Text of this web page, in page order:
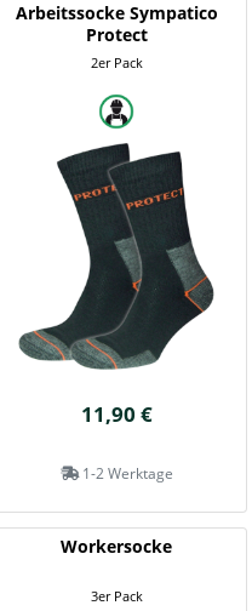
Arbeitssocke Sympatico
Protect
2er Pack
11,90 €
1-2 Werktage
Workersocke
3er Pack